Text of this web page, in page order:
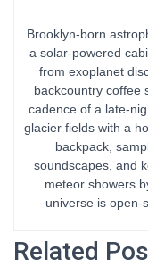
Brooklyn-born
a solar-powered
from exoplanet
backcountry coffee
cadence of a late-
glacier fields with a
backpack,
soundscapes, and
meteor showers
universe is
Related